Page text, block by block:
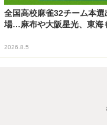
全国高校麻雀32チーム本選
場…麻布や大阪星光、東海
2026.8.5